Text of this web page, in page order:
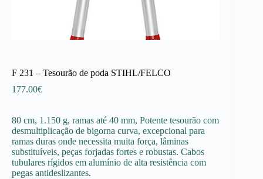
F 231 – Tesourão de poda STIHL/FELCO
177.00€
80 cm, 1.150 g, ramas até 40 mm, Potente tesourão com
desmultiplicação de bigorna curva, excepcional para
ramas duras onde necessita muita força, lâminas
substituíveis, peças forjadas fortes e robustas. Cabos
tubulares rígidos em alumínio de alta resistência com
pegas antideslizantes.